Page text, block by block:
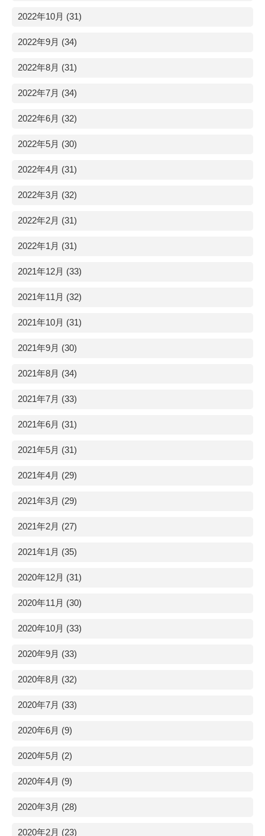
2022年10月 (31)
2022年9月 (34)
2022年8月 (31)
2022年7月 (34)
2022年6月 (32)
2022年5月 (30)
2022年4月 (31)
2022年3月 (32)
2022年2月 (31)
2022年1月 (31)
2021年12月 (33)
2021年11月 (32)
2021年10月 (31)
2021年9月 (30)
2021年8月 (34)
2021年7月 (33)
2021年6月 (31)
2021年5月 (31)
2021年4月 (29)
2021年3月 (29)
2021年2月 (27)
2021年1月 (35)
2020年12月 (31)
2020年11月 (30)
2020年10月 (33)
2020年9月 (33)
2020年8月 (32)
2020年7月 (33)
2020年6月 (9)
2020年5月 (2)
2020年4月 (9)
2020年3月 (28)
2020年2月 (23)